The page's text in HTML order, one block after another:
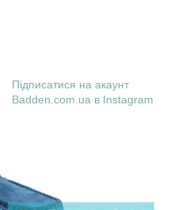
Підписатися на акаунт
Badden.com.ua в Instagram